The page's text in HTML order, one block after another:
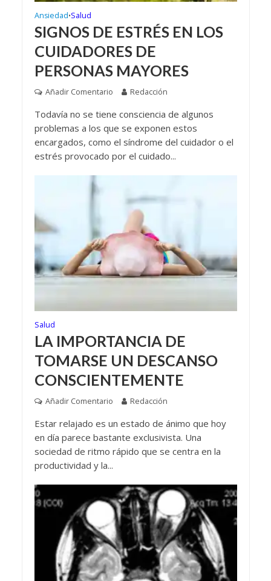
Ansiedad•Salud
SIGNOS DE ESTRÉS EN LOS
CUIDADORES DE
PERSONAS MAYORES
Añadir Comentario Redacción
Todavía no se tiene consciencia de algunos
problemas a los que se exponen estos
encargados, como el síndrome del cuidador o el
estrés provocado por el cuidado...
Salud
LA IMPORTANCIA DE
TOMARSE UN DESCANSO
CONSCIENTEMENTE
Añadir Comentario Redacción
Estar relajado es un estado de ánimo que hoy
en día parece bastante exclusivista. Una
sociedad de ritmo rápido que se centra en la
productividad y la...